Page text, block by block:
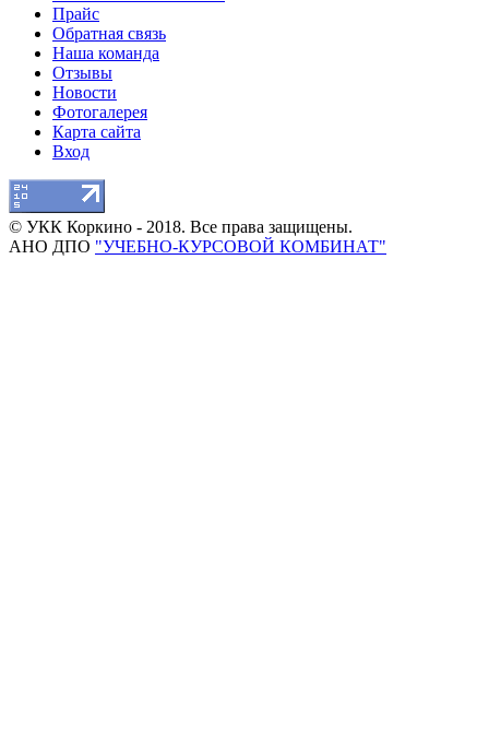
Прайс
Обратная связь
Наша команда
Отзывы
Новости
Фотогалерея
Карта сайта
Вход
© УКК Коркино - 2018. Все права защищены.
АНО ДПО "УЧЕБНО-КУРСОВОЙ КОМБИНАТ"